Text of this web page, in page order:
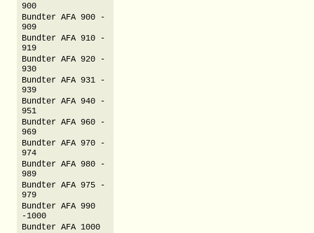
900
Bundter AFA 900 -
909
Bundter AFA 910 -
919
Bundter AFA 920 -
930
Bundter AFA 931 -
939
Bundter AFA 940 -
951
Bundter AFA 960 -
969
Bundter AFA 970 -
974
Bundter AFA 980 -
989
Bundter AFA 975 -
979
Bundter AFA 990
-1000
Bundter AFA 1000